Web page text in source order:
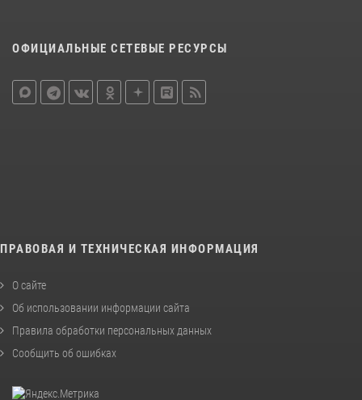
ОФИЦИАЛЬНЫЕ СЕТЕВЫЕ РЕСУРСЫ
ПРАВОВАЯ И ТЕХНИЧЕСКАЯ ИНФОРМАЦИЯ
О сайте
Об использовании информации сайта
Правила обработки персональных данных
Сообщить об ошибках